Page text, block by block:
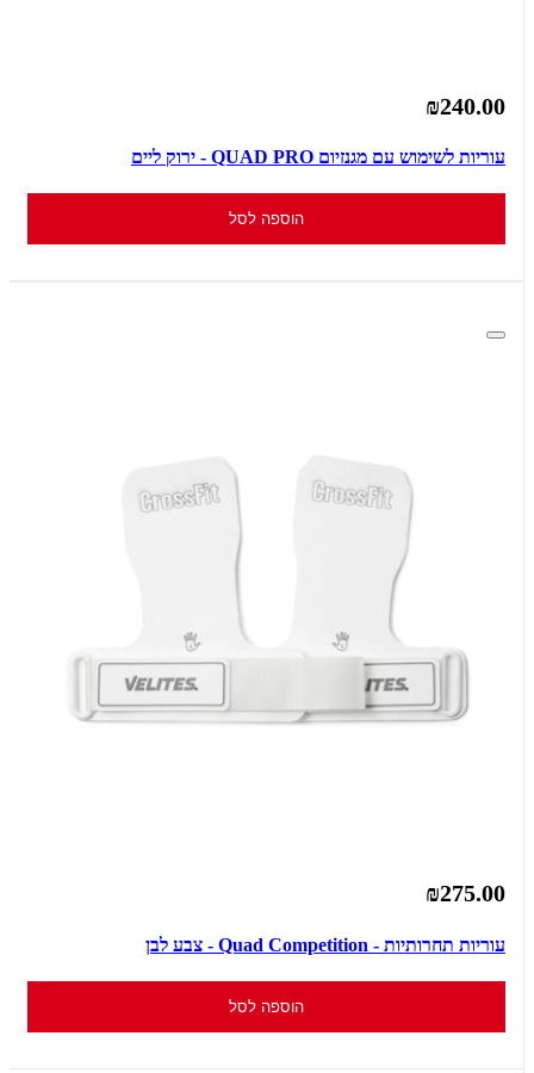
₪240.00
עוריות לשימוש עם מגנזיום QUAD PRO - ירוק ליים
הוספה לסל
₪275.00
עוריות תחרותיות - Quad Competition - צבע לבן
הוספה לסל